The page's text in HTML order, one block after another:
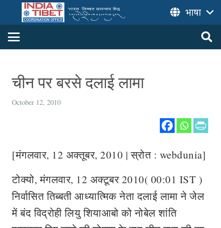
भाषा
चीन पर बरसे दलाई लामा
October 12, 2010
[मंगलवार, 12 अक्तूबर, 2010 | स्रोत : webdunia]
टोक्यो, मंगलवार, 12 अक्टूबर 2010( 00:01 IST )
निर्वासित तिब्बती आध्यात्मिक नेता दलाई लामा ने जेल
में बंद विद्रोही लियु शियाआबो को नोबेल शांति